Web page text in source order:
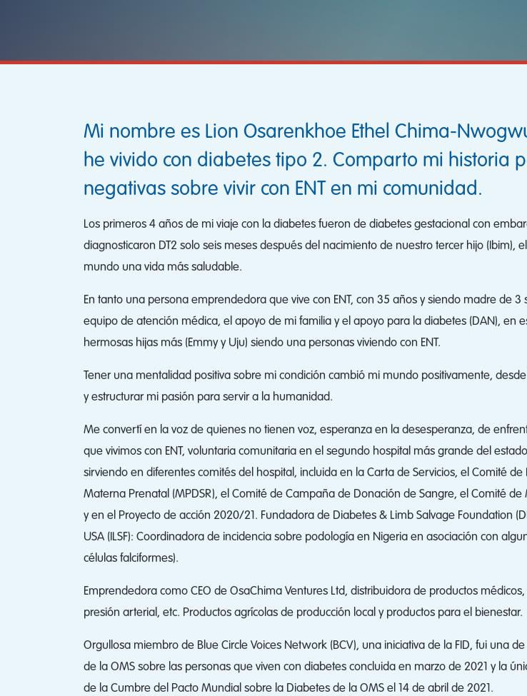
Mi nombre es Lion Osarenkhoe Ethel Chima-
he vivido con diabetes tipo 2. Comparto mi historia
negativas sobre vivir con ENT en mi comunidad.
Los primeros 4 años de mi viaje con la diabetes fueron de diabetes gestacional con
diagnosticaron DT2 solo seis meses después del nacimiento de nuestro tercer hijo (Ibim),
mundo una vida más saludable.
En tanto una persona emprendedora que vive con ENT, con 35 años y siendo madre de
equipo de atención médica, el apoyo de mi familia y el apoyo para la diabetes (DAN),
hermosas hijas más (Emmy y Uju) siendo una personas viviendo con ENT.
Tener una mentalidad positiva sobre mi condición cambió mi mundo positivamente,
y estructurar mi pasión para servir a la humanidad.
Me convertí en la voz de quienes no tienen voz, esperanza en la desesperanza, de
que vivimos con ENT, voluntaria comunitaria en el segundo hospital más grande del
sirviendo en diferentes comités del hospital, incluida en la Carta de Servicios, el Comité
Materna Prenatal (MPDSR), el Comité de Campaña de Donación de Sangre, el Comité
y en el Proyecto de acción 2020/21. Fundadora de Diabetes & Limb Salvage Foundation
USA (ILSF): Coordinadora de incidencia sobre podología en Nigeria en asociación con
células falciformes).
Emprendedora como CEO de OsaChima Ventures Ltd, distribuidora de productos
presión arterial, etc. Productos agrícolas de producción local y productos para el bienestar.
Orgullosa miembro de Blue Circle Voices Network (BCV), una iniciativa de la FID, fui una
de la OMS sobre las personas que viven con diabetes concluida en marzo de 2021 y la
de la Cumbre del Pacto Mundial sobre la Diabetes de la OMS el 14 de abril de 2021.